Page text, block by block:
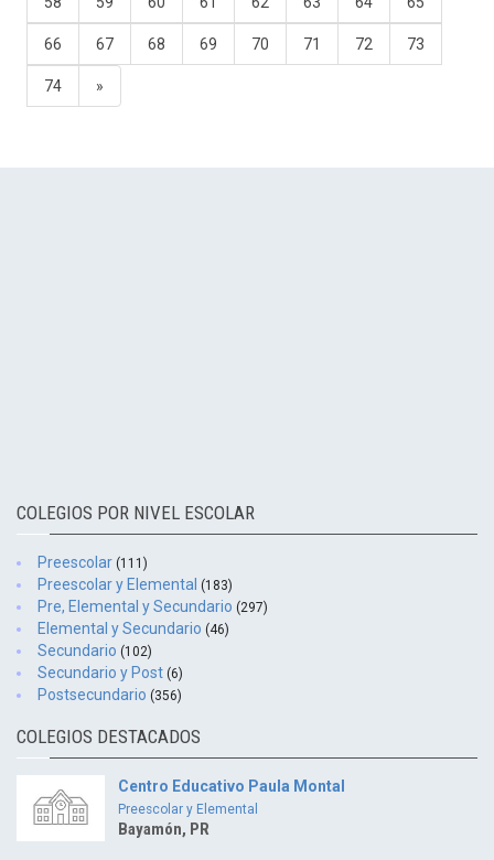
66 67 68 69 70 71 72 73
74 »
COLEGIOS POR NIVEL ESCOLAR
Preescolar (111)
Preescolar y Elemental (183)
Pre, Elemental y Secundario (297)
Elemental y Secundario (46)
Secundario (102)
Secundario y Post (6)
Postsecundario (356)
COLEGIOS DESTACADOS
Centro Educativo Paula Montal
Preescolar y Elemental
Bayamón, PR